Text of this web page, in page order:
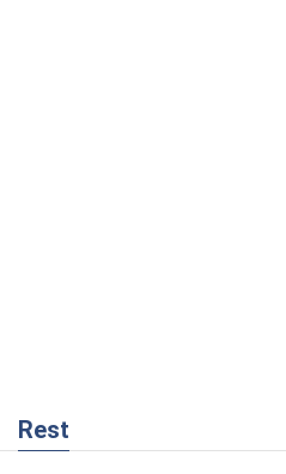
Rest